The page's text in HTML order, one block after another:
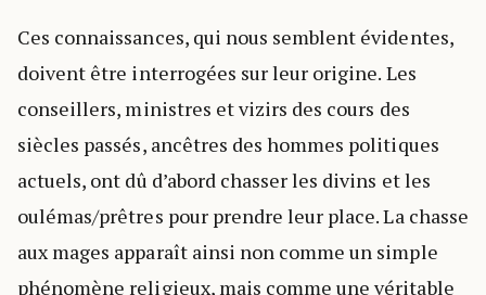
Ces connaissances, qui nous semblent évidentes,
doivent être interrogées sur leur origine. Les
conseillers, ministres et vizirs des cours des
siècles passés, ancêtres des hommes politiques
actuels, ont dû d’abord chasser les divins et les
oulémas/prêtres pour prendre leur place. La chasse
aux mages apparaît ainsi non comme un simple
phénomène religieux, mais comme une véritable